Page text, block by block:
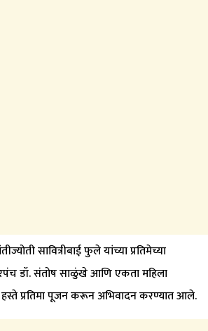
सावित्रीबाई फुले यांच्या प्रतिमेच्या
डॉ. संतोष साळुंखे आणि एकता महिला
हस्ते प्रतिमा पूजन करून अभिवादन करण्यात आले.